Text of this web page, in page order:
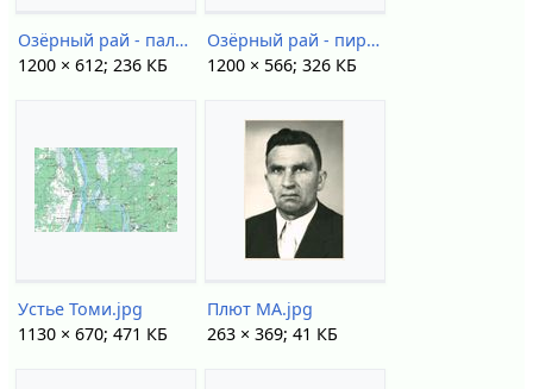
Озёрный рай - палатки - IMG 3424 1.jpg
1200 × 612; 236 КБ
Озёрный рай - пирс - IMG 3442 1.jpg
1200 × 566; 326 КБ
Устье Томи.jpg
1130 × 670; 471 КБ
Плют МА.jpg
263 × 369; 41 КБ